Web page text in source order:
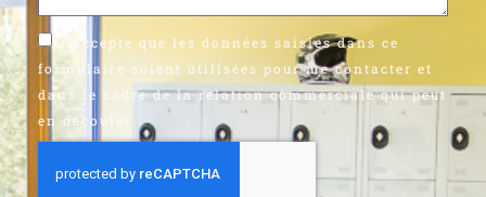
J'accepte que les données saisies dans ce
formulaire soient utilisées pour me contacter et
dans le cadre de la relation commerciale qui peut
en découler